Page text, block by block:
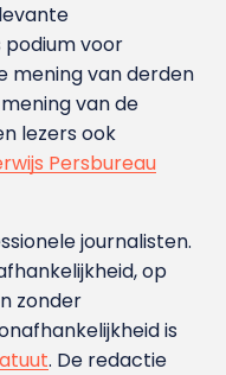
voor
mening van derden
van de
lezers ook
Persbureau
journalisten.
op
zonder
is
. De redactie